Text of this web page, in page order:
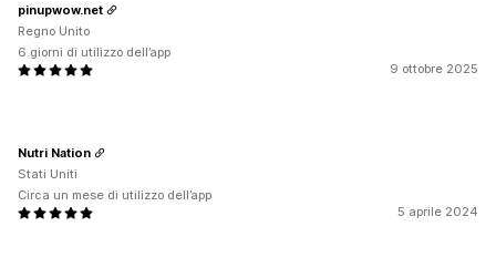
9 ottobre 2025
pinupwow.net
Regno Unito
6 giorni di utilizzo dell’app
5 aprile 2024
Nutri Nation
Stati Uniti
Circa un mese di utilizzo dell’app